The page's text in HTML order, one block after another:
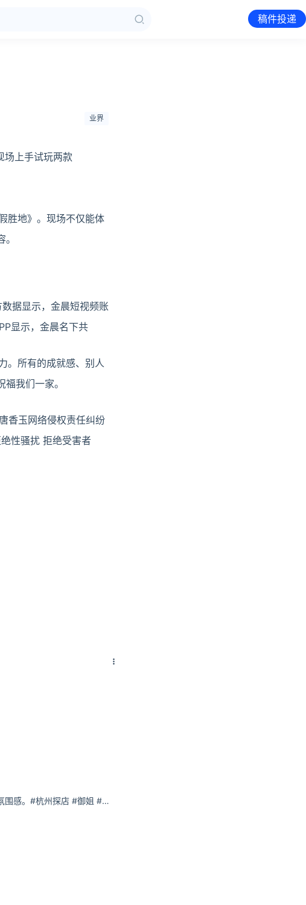
稿件投递
业界
场上手试玩两款
胜地》。现场不仅能体
据显示，金晨短视频账
显示，金晨名下共
。所有的成就感、别人
我们一家。
香玉网络侵权责任纠纷
性骚扰 拒绝受害者
金大娃：氛围感。#杭州探店 #御姐 #闪光灯拍照 #大长腿 #穿搭